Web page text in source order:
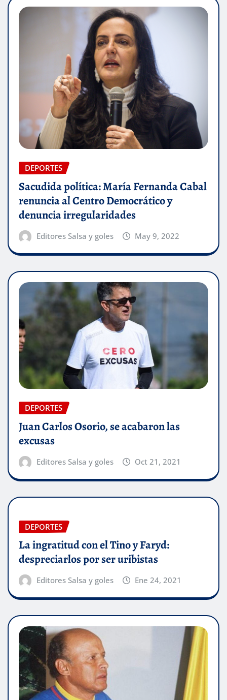
DEPORTES
Sacudida política: María Fernanda Cabal
renuncia al Centro Democrático y
denuncia irregularidades
Editores Salsa y goles May 9, 2022
DEPORTES
Juan Carlos Osorio, se acabaron las
excusas
Editores Salsa y goles Oct 21, 2021
DEPORTES
La ingratitud con el Tino y Faryd:
despreciarlos por ser uribistas
Editores Salsa y goles Ene 24, 2021